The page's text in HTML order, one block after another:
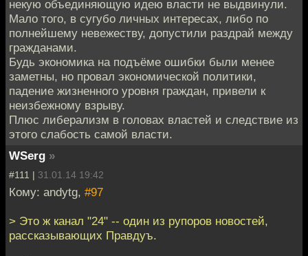
некую объединяющую идею власти не выдвинули.
Мало того, в сугубо личных интересах, либо по
полнейшему невежеству, допустили раздрай между
гражданами.
Будь экономика на подъёме ошибки были менее
заметны, но провал экономической политики,
падение жизненного уровня граждан, привели к
неизбежному взрыву.
Плюс либерализм в головах властей и следствие из
этого слабость самой власти.
WSerg »
#111 | 31.01.14 19:42
Кому: andytg, #97
> Это ж канал "24" -- один из рупоров новостей,
рассказывающих Правдуъ.